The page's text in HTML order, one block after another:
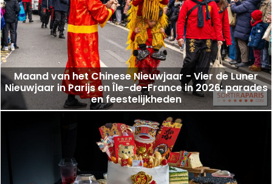
Maand van het Chinese Nieuwjaar - Vier de Luner
Nieuwjaar in Parijs en Île-de-France in 2026: parades
en feestelijkheden